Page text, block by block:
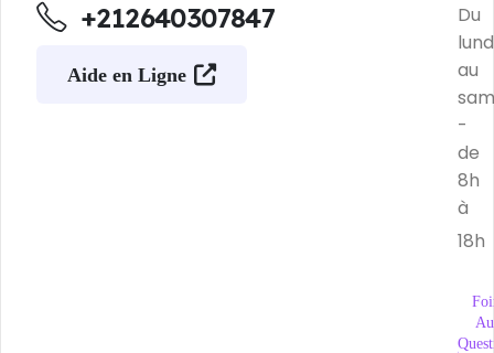
+212640307847
Aide en Ligne
Du
au
-
de
8h
à
18h